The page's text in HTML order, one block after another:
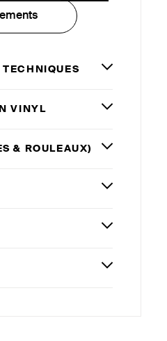
TECHNIQUES
VINYL
& ROULEAUX)